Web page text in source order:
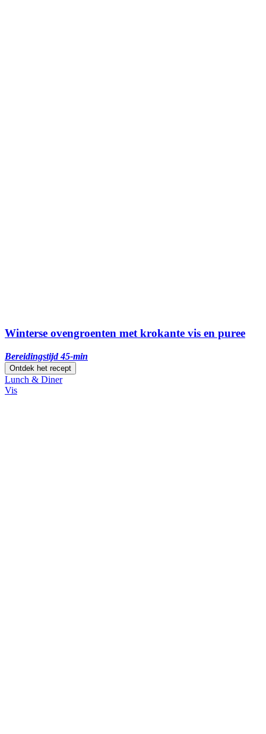
Winterse ovengroenten met krokante vis en puree
Bereidingstijd 45-min
Ontdek het recept
Lunch & Diner
Vis